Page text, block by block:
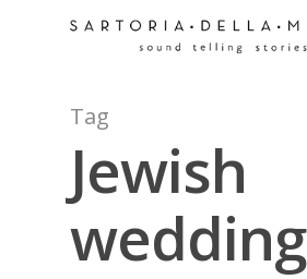
Hit enter to search or ESC to close
Tag
Jewish
wedding